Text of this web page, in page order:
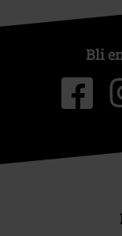
Bli